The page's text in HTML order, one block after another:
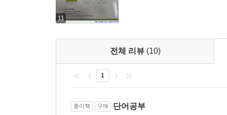
11
전체 리뷰 (10)
1
종이책 구매 단어공부